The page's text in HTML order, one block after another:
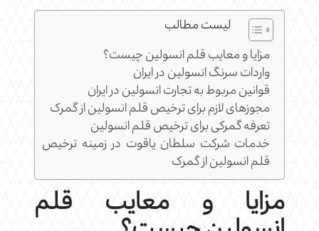
لیست مطالب
مزایا و معایب قلم انسولین چیست؟
واردات سرنگ انسولین در ایران
قوانین مربوط به تجارت انسولین در ایران
مجوزهای لازم برای ترخیص قلم انسولین از گمرک
تعرفه گمرکی برای ترخیص قلم انسولین
خدمات شرکت سلطان یاقوت در زمینه ترخیص
قلم انسولین از گمرک
مزایا و معایب قلم